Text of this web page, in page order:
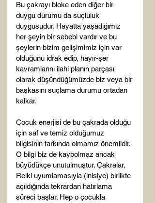
Bu çakrayı bloke eden diğer bir
duygu durumu da suçluluk
duygusudur. Hayatta yaşadığımız
her şeyin bir sebebi vardır ve bu
şeylerin bizim gelişimimiz için var
olduğunu idrak edip, hayır-şer
kavramlarını ilahi planın parçası
olarak düşündüğümüzde biz veya bir
başkasını suçlama durumu ortadan
kalkar.
Çocuk enerjisi de bu çakrada olduğu
için saf ve temiz olduğumuz
bilgisinin farkında olmamız önemlidir.
O bilgi biz de kaybolmaz ancak
büyüdükçe unutulmuştur. Çakralar,
Reiki uyumlamasıyla (inisiye) birlikte
açıldığında tekrardan hatırlama
süreci başlar. Hep o çocukla